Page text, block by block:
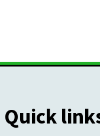
Quick